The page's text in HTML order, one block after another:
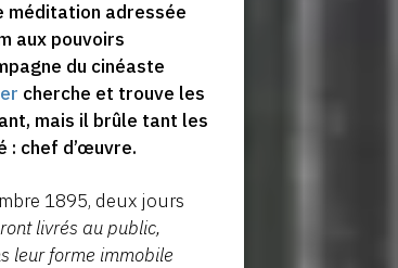
méditation adressée
aux pouvoirs
du cinéaste
cherche et trouve les
mais il brûle tant les
: chef d’œuvre.
1895, deux jours
livrés au public,
leur forme immobile